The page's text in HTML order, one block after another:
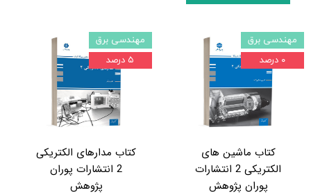
کتاب ماشین های
الکتریکی 2 انتشارات
پوران پژوهش
مهندسی برق
۰ درصد
کتاب مدارهای الکتریکی
2 انتشارات پوران
پژوهش
مهندسی برق
۵ درصد